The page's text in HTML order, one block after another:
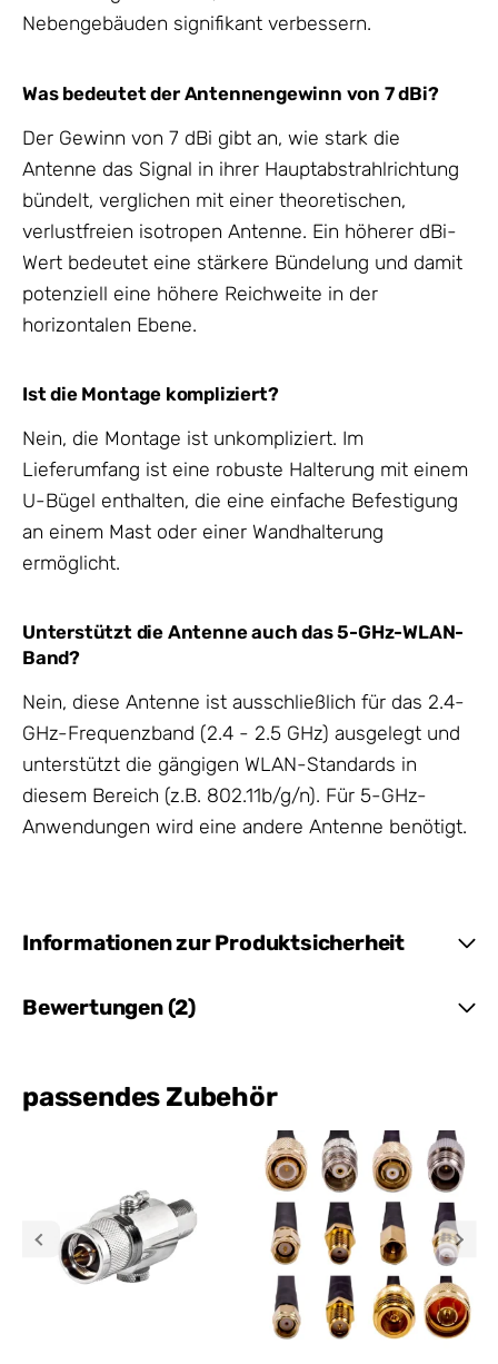
Nebengebäuden signifikant verbessern.
Was bedeutet der Antennengewinn von 7 dBi?
Der Gewinn von 7 dBi gibt an, wie stark die
Antenne das Signal in ihrer Hauptabstrahlrichtung
bündelt, verglichen mit einer theoretischen,
verlustfreien isotropen Antenne. Ein höherer dBi-
Wert bedeutet eine stärkere Bündelung und damit
potenziell eine höhere Reichweite in der
horizontalen Ebene.
Ist die Montage kompliziert?
Nein, die Montage ist unkompliziert. Im
Lieferumfang ist eine robuste Halterung mit einem
U-Bügel enthalten, die eine einfache Befestigung
an einem Mast oder einer Wandhalterung
ermöglicht.
Unterstützt die Antenne auch das 5-GHz-WLAN-
Band?
Nein, diese Antenne ist ausschließlich für das 2.4-
GHz-Frequenzband (2.4 - 2.5 GHz) ausgelegt und
unterstützt die gängigen WLAN-Standards in
diesem Bereich (z.B. 802.11b/g/n). Für 5-GHz-
Anwendungen wird eine andere Antenne benötigt.
Informationen zur Produktsicherheit
Bewertungen (2)
passendes Zubehör